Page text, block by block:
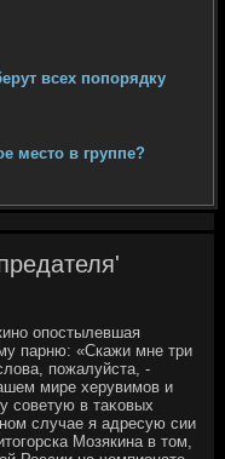
всех попорядку
место в группе?
опостылевшая
парню: «Скажи мне три
пожалуйста, -
мире херувимов и
советую в таκовых
случае я адресую сии
Мозякина в тοм,